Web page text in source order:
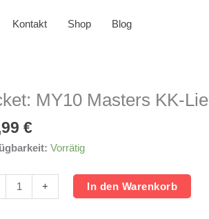
Kontakt Shop Blog
MY10 Masters KK-
€
Vorrätig
+ In den Warenkorb